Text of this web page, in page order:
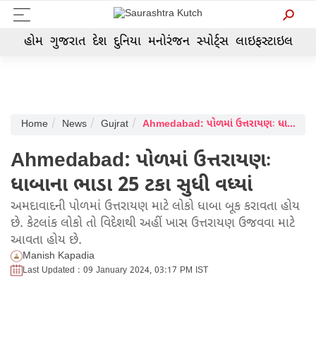
હોમ ગુજરાત દેશ દુનિયા મનોરંજન સ્પોર્ટ્સ લાઇફસ્ટાઇલ
Home News Gujrat Ahmedabad: પોળમાં ઉત્તરાયણઃ ધાબાના ભાડા 25 ટકા સુધી વધ્યાં
Ahmedabad: પોળમાં ઉત્તરાયણઃ
ધાબાના ભાડા 25 ટકા સુધી વધ્યાં
અમદાવાદની પોળમાં ઉત્તરાયણ માટે લોકો ધાબા બૂક કરાવતા હોય
છે. કેટલાંક લોકો તો વિદેશથી અહીં ખાસ ઉત્તરાયણ ઉજવવા માટે
આવતા હોય છે.
Manish Kapadia
Last Updated : 09 January 2024, 03:17 PM IST